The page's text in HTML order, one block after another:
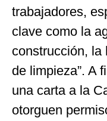
trabajadores,
clave como la
construcción, la
de limpieza”. A
una carta a la
otorguen